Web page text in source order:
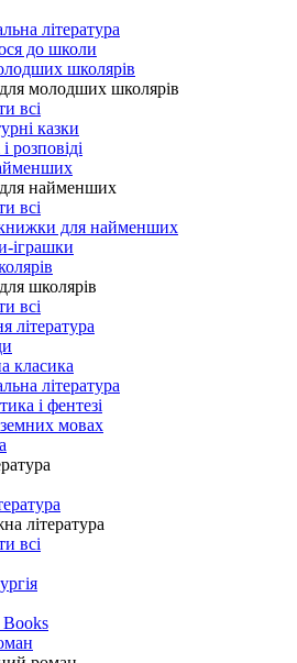
література
до школи
школярів
молодших школярів
всі
казки
розповіді
найменших
всі
для найменших
іграшки
школярів
всі
література
класика
література
і фентезі
мовах
література
всі
Books